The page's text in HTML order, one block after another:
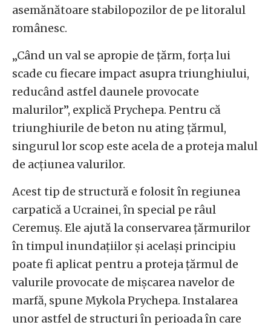
asemănătoare stabilopozilor de pe litoralul
românesc.
„Când un val se apropie de țărm, forța lui
scade cu fiecare impact asupra triunghiului,
reducând astfel daunele provocate
malurilor”, explică Prychepa. Pentru că
triunghiurile de beton nu ating țărmul,
singurul lor scop este acela de a proteja malul
de acțiunea valurilor.
Acest tip de structură e folosit în regiunea
carpatică a Ucrainei, în special pe râul
Ceremuș. Ele ajută la conservarea țărmurilor
în timpul inundațiilor și același principiu
poate fi aplicat pentru a proteja țărmul de
valurile provocate de mișcarea navelor de
marfă, spune Mykola Prychepa. Instalarea
unor astfel de structuri în perioada în care